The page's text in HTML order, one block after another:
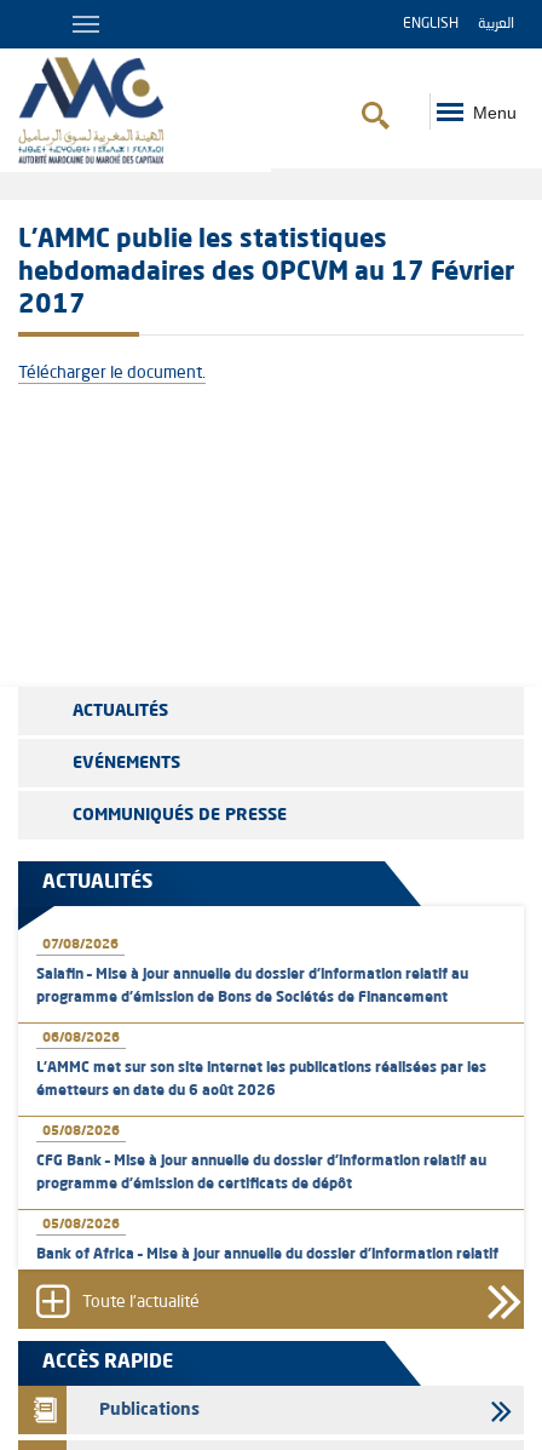
ENGLISH العربية
Menu
L'AMMC publie les statistiques
hebdomadaires des OPCVM au 17 Février
2017
Télécharger le document.
ACTUALITÉS
EVÉNEMENTS
COMMUNIQUÉS DE PRESSE
ACTUALITÉS
07/08/2026
Salafin – Mise à jour annuelle du dossier d’information relatif au
programme d'émission de Bons de Sociétés de Financement
06/08/2026
L’AMMC met sur son site internet les publications réalisées par les
émetteurs en date du 6 août 2026
05/08/2026
CFG Bank – Mise à jour annuelle du dossier d’information relatif au
programme d'émission de certificats de dépôt
05/08/2026
Bank of Africa – Mise à jour annuelle du dossier d’information relatif
05/08/2026
L’AMMC met sur son site internet les publications réalisées par les
émetteurs en date du 5 août 2026
04/08/2026
L’AMMC met sur son site internet les publications réalisées par les
Toute l'actualité
ACCÈS RAPIDE
Publications